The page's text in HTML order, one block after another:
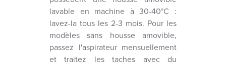
lavable en machine à 30-40°C :
lavez-la tous les 2-3 mois. Pour les
modèles sans housse amovible,
passez l'aspirateur mensuellement
et traitez les taches avec du